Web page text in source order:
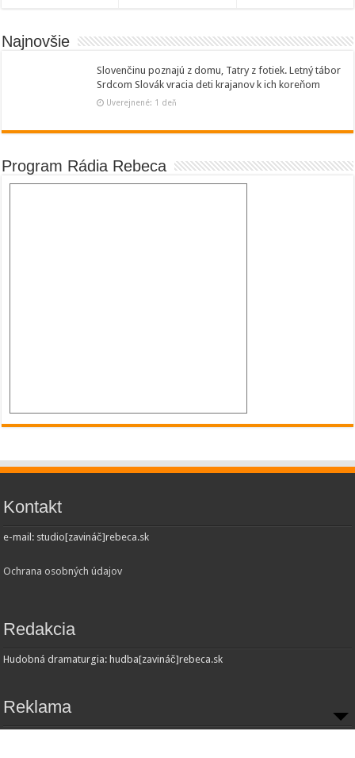
Najnovšie
Slovenčinu poznajú z domu, Tatry z fotiek. Letný tábor
Srdcom Slovák vracia deti krajanov k ich koreňom
Uverejnené: 1 deň
Program Rádia Rebeca
Kontakt
e-mail: studio[zavináč]rebeca.sk
Ochrana osobných údajov
Redakcia
Hudobná dramaturgia: hudba[zavináč]rebeca.sk
Reklama